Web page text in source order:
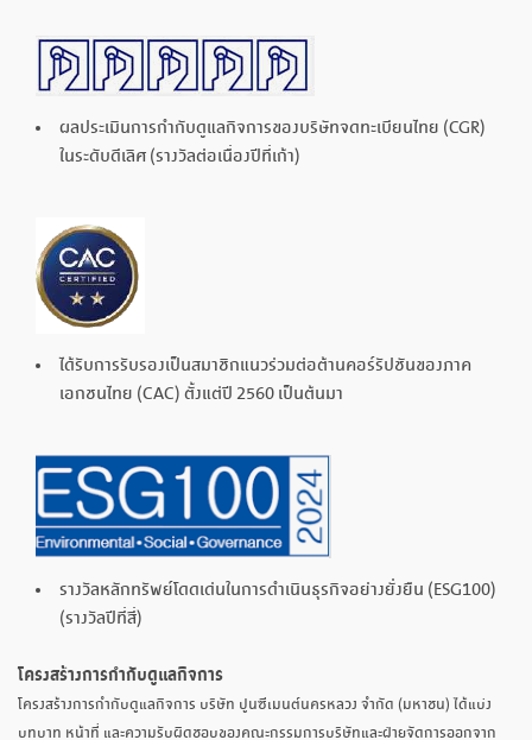
ผลประเมินการกำกับดูแลกิจการของบริษัทจดทะเบียนไทย (CGR)
ในระดับดีเลิศ (รางวัลต่อเนื่องปีที่เก้า)
ได้รับการรับรองเป็นสมาชิกแนวร่วมต่อต้านคอร์รัปชันของภาค
เอกชนไทย (CAC) ตั้งแต่ปี 2560 เป็นต้นมา
รางวัลหลักทรัพย์โดดเด่นในการดำเนินธุรกิจอย่างยั่งยืน (ESG100)
(รางวัลปีที่สี่)
โครงสร้างการกำกับดูแลกิจการ
โครงสร้างการกำกับดูแลกิจการ บริษัท ปูนซีเมนต์นครหลวง จำกัด (มหาชน) ได้แบ่ง
บทบาท หน้าที่ และความรับผิดชอบของคณะกรรมการบริษัทและฝ่ายจัดการออกจาก